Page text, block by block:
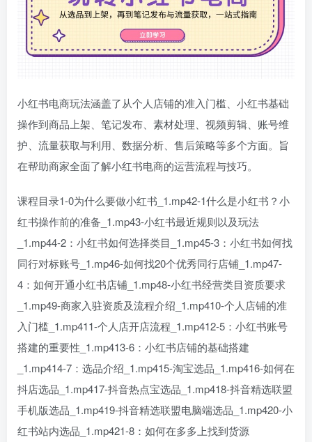
小红书电商玩法涵盖了从个人店铺的准入门槛、小红书基础
操作到商品上架、笔记发布、素材处理、视频剪辑、账号维
护、流量获取与利用、数据分析、售后策略等多个方面。旨
在帮助商家全面了解小红书电商的运营流程与技巧。
课程目录1-0为什么要做小红书_1.mp42-1什么是小红书？小
红书操作前的准备_1.mp43-小红书最近规则以及玩法
_1.mp44-2：小红书如何选择类目_1.mp45-3：小红书如何找
同行对标账号_1.mp46-如何找20个优秀同行店铺_1.mp47-
4：如何开通小红书店铺_1.mp48-小红书经营类目资质要求
_1.mp49-商家入驻资质及流程介绍_1.mp410-个人店铺的准
入门槛_1.mp411-个人店开店流程_1.mp412-5：小红书账号
搭建的重要性_1.mp413-6：小红书店铺的基础搭建
_1.mp414-7：选品介绍_1.mp415-淘宝选品_1.mp416-如何在
抖店选品_1.mp417-抖音热点宝选品_1.mp418-抖音精选联盟
手机版选品_1.mp419-抖音精选联盟电脑端选品_1.mp420-小
红书站内选品_1.mp421-8：如何在多多上找到货源